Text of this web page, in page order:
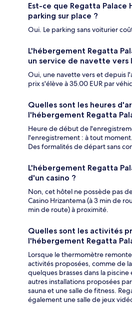
Est-ce que Regatta Palace
parking sur place ?
Oui. Le parking sans voiturier
L'hébergement Regatta
un service de navette vers
Oui, une navette vers et depuis
prix s'élève à 35.00 EUR par
Quelles sont les heures
l'hébergement Regatta
Heure de début de
l'enregistrement : à tout
Des formalités de départ sans
L'hébergement Regatta
d'un casino ?
Non, cet hôtel ne possède pas
Casino Hrizantema (à 3 min de
min de route) à proximité.
Quelles sont les activités
l'hébergement Regatta
Lorsque le thermomètre
activités proposées, comme de
quelques brasses dans la
autres installations proposées
sauna et une salle de fitness.
également une salle de jeux